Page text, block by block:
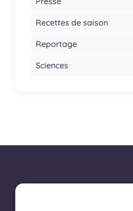
Recettes de saison
Reportage
Sciences